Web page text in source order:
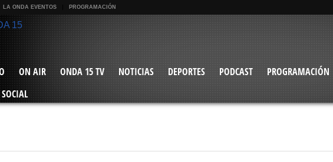
LA ONDA EVENTOS PROGRAMACIÓN
ON AIR ONDA 15 TV NOTICIAS DEPORTES PODCAST PROGRAMACIÓN